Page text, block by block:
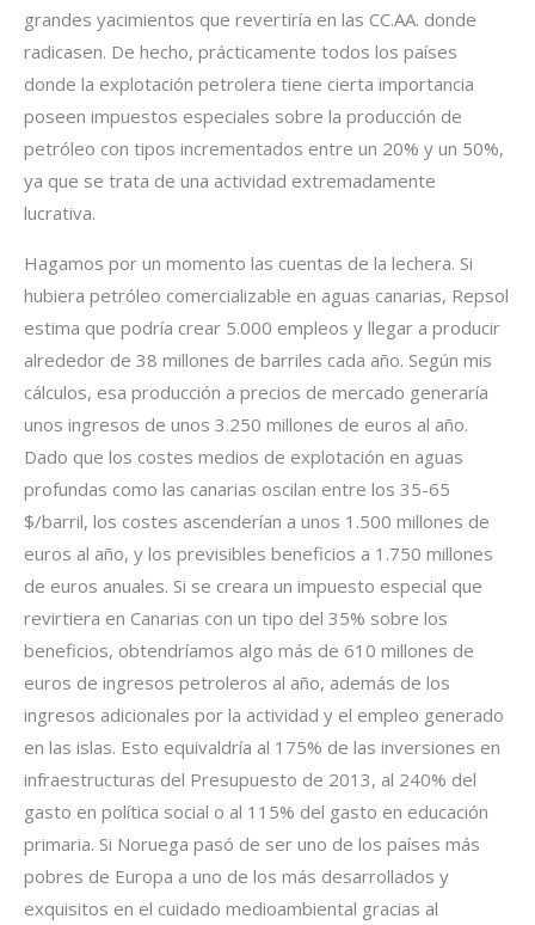
grandes yacimientos que revertiría en las CC.AA. donde
radicasen. De hecho, prácticamente todos los países
donde la explotación petrolera tiene cierta importancia
poseen impuestos especiales sobre la producción de
petróleo con tipos incrementados entre un 20% y un 50%,
ya que se trata de una actividad extremadamente
lucrativa.
Hagamos por un momento las cuentas de la lechera. Si
hubiera petróleo comercializable en aguas canarias, Repsol
estima que podría crear 5.000 empleos y llegar a producir
alrededor de 38 millones de barriles cada año. Según mis
cálculos, esa producción a precios de mercado generaría
unos ingresos de unos 3.250 millones de euros al año.
Dado que los costes medios de explotación en aguas
profundas como las canarias oscilan entre los 35-65
$/barril, los costes ascenderían a unos 1.500 millones de
euros al año, y los previsibles beneficios a 1.750 millones
de euros anuales. Si se creara un impuesto especial que
revirtiera en Canarias con un tipo del 35% sobre los
beneficios, obtendríamos algo más de 610 millones de
euros de ingresos petroleros al año, además de los
ingresos adicionales por la actividad y el empleo generado
en las islas. Esto equivaldría al 175% de las inversiones en
infraestructuras del Presupuesto de 2013, al 240% del
gasto en política social o al 115% del gasto en educación
primaria. Si Noruega pasó de ser uno de los países más
pobres de Europa a uno de los más desarrollados y
exquisitos en el cuidado medioambiental gracias al